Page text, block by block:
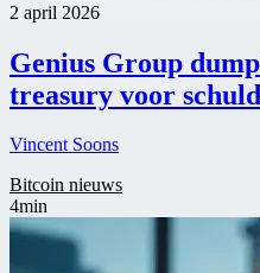
2 april 2026
Genius Group
treasury voor
Vincent Soons
Bitcoin nieuws
4min